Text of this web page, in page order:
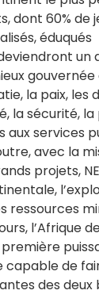
dont 60% de
éduqués
un
la paix, les
la sécurité,
aux services
avec la
projets,
ressources
l’Afrique
de
des deux